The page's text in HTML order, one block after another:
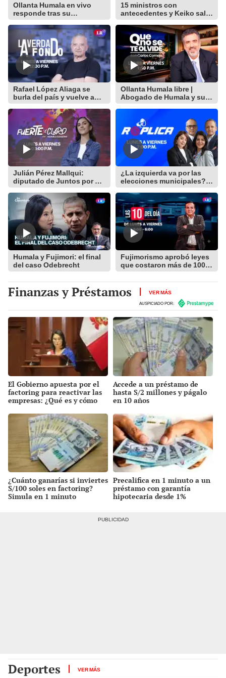
Ollanta Humala en vivo
responde tras su
excarcelación
15 ministros con
antecedentes y Keiko sale
en defensa de su equipo
Rafael López Aliaga se
burla del país y vuelve a
postular a la Alcaldía de
Ollanta Humala libre |
Abogado de Humala y su
hermana en vivo
Julián Pérez Mallqui:
diputado de Juntos por el
Perú es detenido por
presunta agresión física
¿La izquierda va por las
elecciones municipales? y
todo sobre el fenómeno
del niño
Humala y Fujimori: el final
del caso Odebrecht
Fujimorismo aprobó leyes
que costaron más de 100
mil millones
Finanzas y Préstamos VER MÁS
AUSPICIADO POR:
El Gobierno apuesta por el
factoring para reactivar las
empresas: ¿Qué es y cómo
Accede a un préstamo de
hasta S/2 millones y págalo
en 10 años
¿Cuánto ganarías si inviertes
S/100 soles en factoring?
Simula en 1 minuto
Precalifica en 1 minuto a un
préstamo con garantía
hipotecaria desde 1%
Deportes VER MÁS